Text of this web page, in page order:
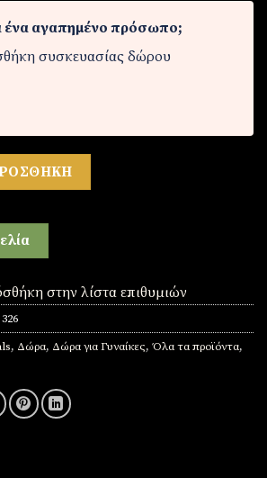
ένα αγαπημένο πρόσωπο;
συσκευασίας δώρου
από ασήμι 925 και σκουραρίκια 925 σε
στην λίστα επιθυμιών
, Δώρα, Δώρα για Γυναίκες, Όλα τα προϊόντα,